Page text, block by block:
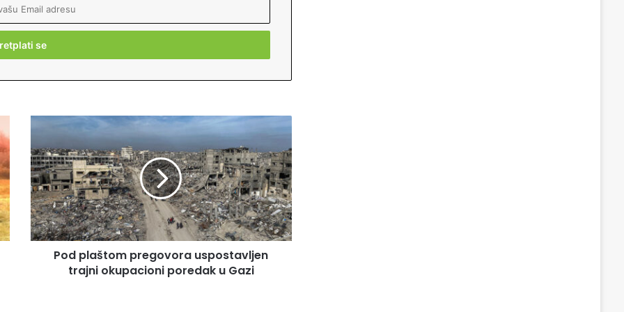
d
p
l
a
š
t
o
Pod plaštom pregovora uspostavljen
trajni okupacioni poredak u Gazi